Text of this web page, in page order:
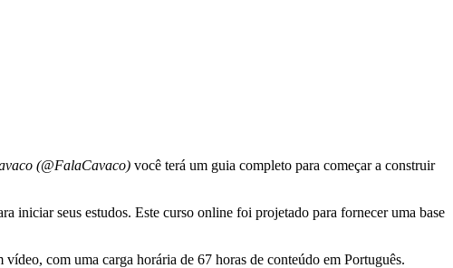
(@FalaCavaco) você terá um guia completo para começar a construir
iniciar seus estudos. Este curso online foi projetado para fornecer uma base
com uma carga horária de 67 horas de conteúdo em Português.